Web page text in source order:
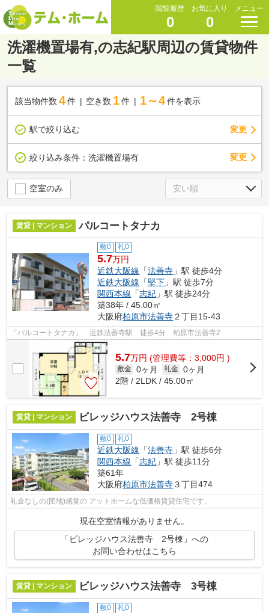
閲覧履歴
0
お気に入り
0
メニュー
洗濯機置場有,の志紀駅周辺の賃貸物件
一覧
該当物件数 4件 空き数 1 件 1～4 件を表示
駅で絞り込む 変更
絞り込み条件： 洗濯機置場有 変更
空室のみ
賃貸 | マンション パルコートタナカ
敷0 礼0
5.7万円
近鉄大阪線 「法善寺 」駅 徒歩4分
近鉄大阪線 「堅下 」駅 徒歩7分
関西本線 「志紀 」駅 徒歩24分
築38年 / 45.00㎡
大阪府柏原市法善寺２丁目15-43
「パルコートタナカ」 近鉄法善寺駅 徒歩4分 柏原市法善寺2
5.7万円 (管理費等：3,000円 )
敷金 0ヶ月 礼金 0ヶ月
2階 / 2LDK / 45.00㎡
賃貸 | マンション ビレッジハウス法善寺 2号棟
敷0 礼0
近鉄大阪線 「法善寺 」駅 徒歩6分
関西本線 「志紀 」駅 徒歩11分
築61年
大阪府柏原市法善寺３丁目474
礼金なしの(団地)感覚の アットホームな低価格賃貸住宅です。
現在空室情報がありません。
「ビレッジハウス法善寺 2号棟」への
お問い合わせはこちら
賃貸 | マンション ビレッジハウス法善寺 3号棟
敷0 礼0